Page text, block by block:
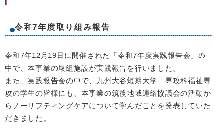
令和7年度取り組み報告
令和7年12月19日に開催された「令和7年度実践報告会」の
中で、本事業の取組施設が実践報告を行いました。
また、実践報告会の中で、九州大谷短期大学 専攻科福祉専
攻の学生の皆様にも、本事業の筑後地域連絡協議会の活動か
らノーリフティングケアについて学んだことを発表していた
だきました。